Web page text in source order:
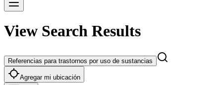
View Search Results
Referencias para trastornos por uso de sustancias
Agregar mi ubicación